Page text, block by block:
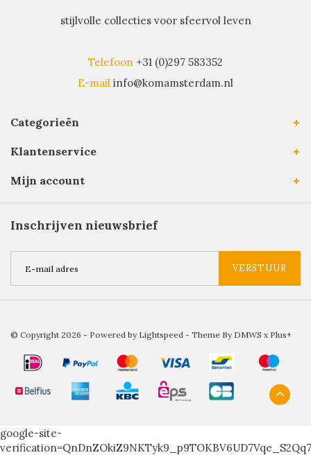
stijlvolle collecties voor sfeervol leven
Telefoon +31 (0)297 583352
E-mail info@komamsterdam.nl
Categorieën
Klantenservice
Mijn account
Inschrijven nieuwsbrief
VERSTUUR
© Copyright 2026 - Powered by Lightspeed - Theme By DMWS x Plus+
google-site-